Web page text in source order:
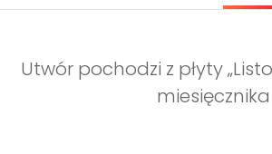
Utwór pochodzi z płyty
miesięcznika